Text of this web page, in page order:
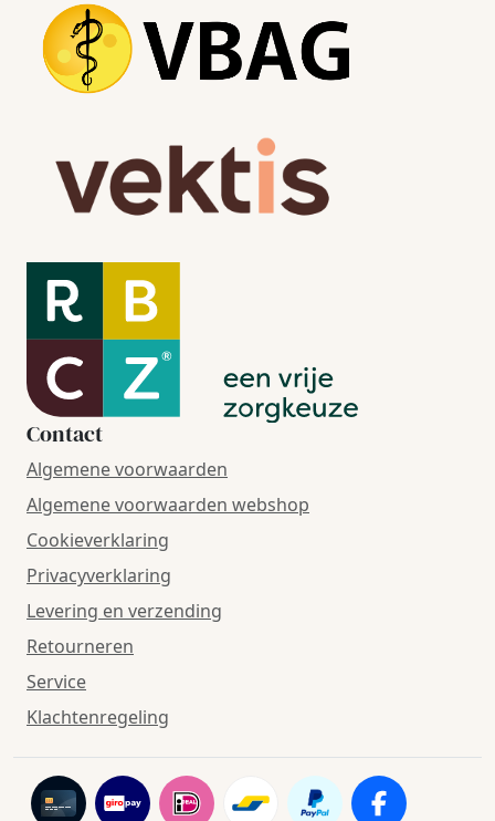
Contact
Algemene voorwaarden
Algemene voorwaarden webshop
Cookieverklaring
Privacyverklaring
Levering en verzending
Retourneren
Service
Klachtenregeling